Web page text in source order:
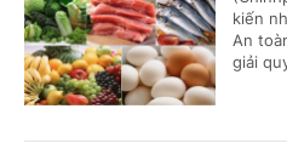
kiến
An
giải